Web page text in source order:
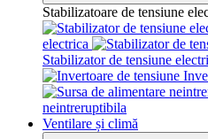
Stabilizatoare de tensiune
electrica
Stabilizator de tensiune
neintreruptibila
Ventilare și climă